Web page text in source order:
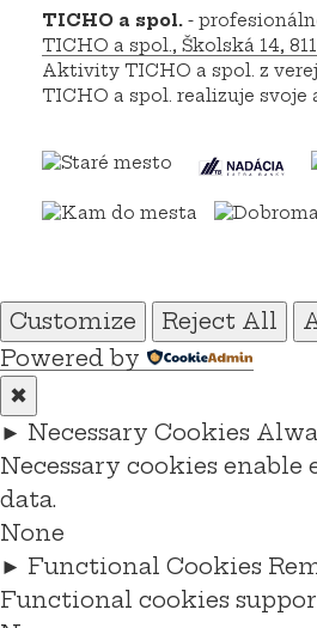
TICHO a spol. -
TICHO a spol., Školská 14,
Aktivity TICHO a spol. z
TICHO a spol. realizuje
Customize Reject All
Powered by
✖
► Necessary Cookies
Necessary cookies
data.
None
► Functional Cookies
Functional cookies